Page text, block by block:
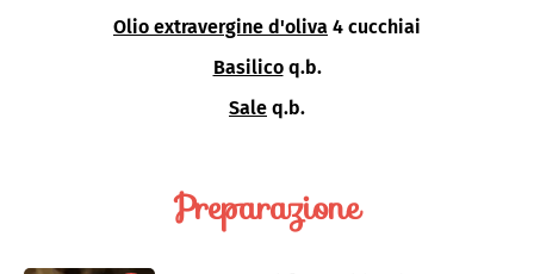
Olio extravergine d'oliva 4 cucchiai
Basilico q.b.
Sale q.b.
Preparazione